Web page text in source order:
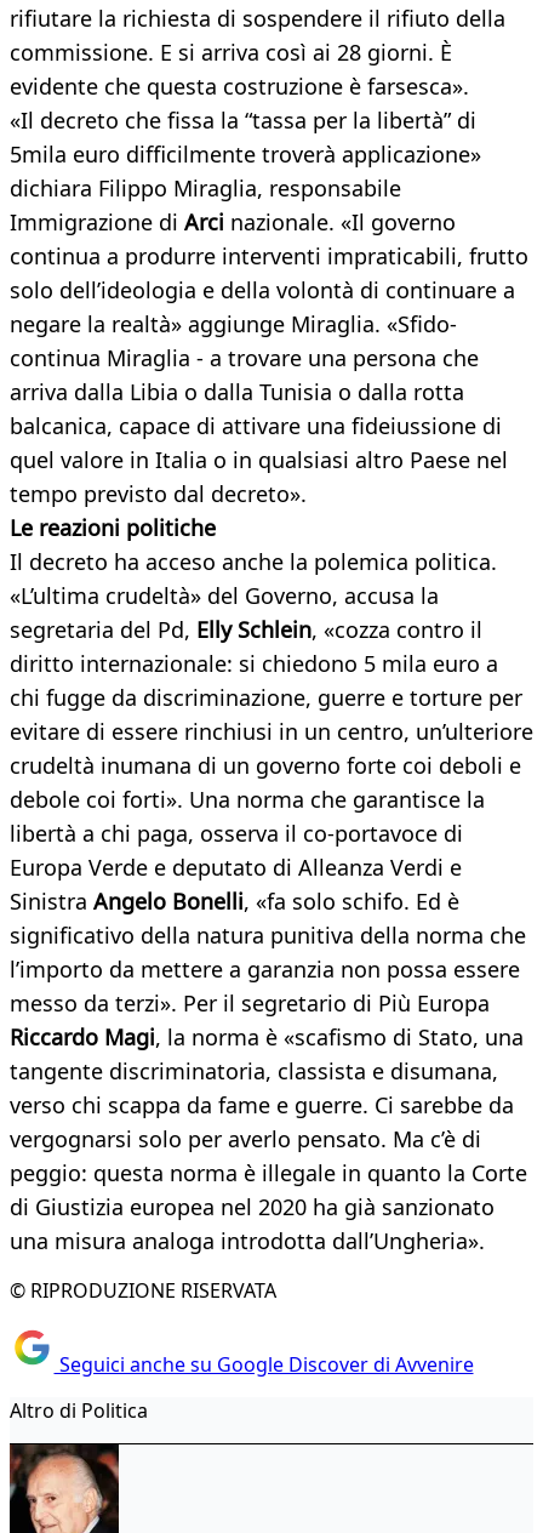
rifiutare la richiesta di sospendere il rifiuto della
commissione. E si arriva così ai 28 giorni. È
evidente che questa costruzione è farsesca».
«Il decreto che fissa la “tassa per la libertà” di
5mila euro difficilmente troverà applicazione»
dichiara Filippo Miraglia, responsabile
Immigrazione di Arci nazionale. «Il governo
continua a produrre interventi impraticabili, frutto
solo dell’ideologia e della volontà di continuare a
negare la realtà» aggiunge Miraglia. «Sfido-
continua Miraglia - a trovare una persona che
arriva dalla Libia o dalla Tunisia o dalla rotta
balcanica, capace di attivare una fideiussione di
quel valore in Italia o in qualsiasi altro Paese nel
tempo previsto dal decreto».
Le reazioni politiche
Il decreto ha acceso anche la polemica politica.
«L’ultima crudeltà» del Governo, accusa la
segretaria del Pd, Elly Schlein, «cozza contro il
diritto internazionale: si chiedono 5 mila euro a
chi fugge da discriminazione, guerre e torture per
evitare di essere rinchiusi in un centro, un’ulteriore
crudeltà inumana di un governo forte coi deboli e
debole coi forti». Una norma che garantisce la
libertà a chi paga, osserva il co-portavoce di
Europa Verde e deputato di Alleanza Verdi e
Sinistra Angelo Bonelli, «fa solo schifo. Ed è
significativo della natura punitiva della norma che
l’importo da mettere a garanzia non possa essere
messo da terzi». Per il segretario di Più Europa
Riccardo Magi, la norma è «scafismo di Stato, una
tangente discriminatoria, classista e disumana,
verso chi scappa da fame e guerre. Ci sarebbe da
vergognarsi solo per averlo pensato. Ma c’è di
peggio: questa norma è illegale in quanto la Corte
di Giustizia europea nel 2020 ha già sanzionato
una misura analoga introdotta dall’Ungheria».
© RIPRODUZIONE RISERVATA
Seguici anche su Google Discover di Avvenire
Altro di Politica